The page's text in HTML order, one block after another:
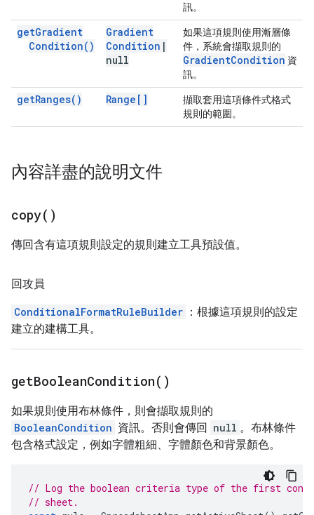
訊。
getGradient
Condition( )
Gradient
Condition |
null
如果這項規則使用漸層條
件，系統會擷取規則的
GradientCondition 資
訊。
getRanges( ) Range[]
擷取套用這項條件式格式
規則的範圍。
內容詳盡的說明文件
copy( )
傳回含有這項規則設定的規則建立工具預設值。
回攻員
ConditionalFormatRuleBuilder ：根據這項規則的設定
建立的建構工具。
getBooleanCondition( )
如果規則使用布林條件，則會擷取規則的
BooleanCondition 資訊。否則會傳回 null 。布林條件
包含格式設定，例如字體粗細、字體顏色和背景顏色。
// Log the boolean criteria type of the first
// sheet.